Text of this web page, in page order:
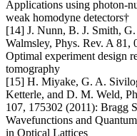
Applications using photon-
weak homodyne detectors†
[14] J. Nunn, B. J. Smith,
Walmsley, Phys. Rev. A 81,
Optimal experiment design
tomography
[15] H. Miyake, G. A.
Ketterle, and D. M. Weld,
107, 175302 (2011): Bragg
Wavefunctions and
in Optical Lattices